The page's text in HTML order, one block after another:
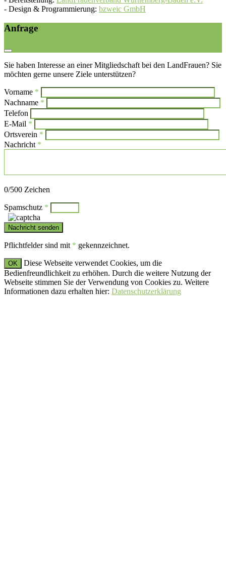
- Design & Programmierung: bzweic GmbH
Anfrage
Sie haben Interesse an einer Mitgliedschaft bei den LandFrauen? Sie
möchten gerne unsere Ziele unterstützen?
Vorname *
Nachname *
Telefon
E-Mail *
Ortsverein *
Nachricht *
0/500 Zeichen
Spamschutz *
Pflichtfelder sind mit * gekennzeichnet.
OK
Diese Webseite verwendet Cookies, um die
Bedienfreundlichkeit zu erhöhen. Durch die weitere Nutzung der
Webseite stimmen Sie der Verwendung von Cookies zu. Weitere
Informationen dazu erhalten hier: Datenschutzerklärung